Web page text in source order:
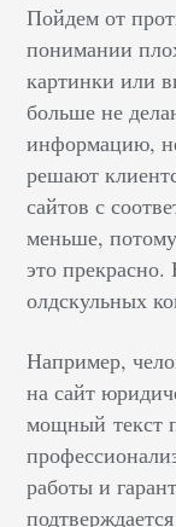
Пойдем от
понимании
картинки или
больше не
информацию,
решают
сайтов с
меньше,
это
олдскульных
Например,
на сайт
мощный текст
работы и